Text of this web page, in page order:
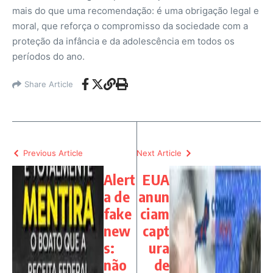
mais do que uma recomendação: é uma obrigação legal e
moral, que reforça o compromisso da sociedade com a
proteção da infância e da adolescência em todos os
períodos do ano.
Share Article
Previous Article
Alert
a de
fake
new
s:
não
Next Article
EUA
anun
ciam
capt
ura
de